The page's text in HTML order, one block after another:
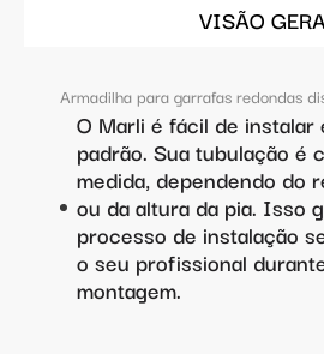
VISÃO
Armadilha para garrafas redondas
O Marli é fácil de
padrão. Sua tubulação é
medida, dependendo do
ou da altura da pia. Isso
processo de instalação
o seu profissional
montagem.